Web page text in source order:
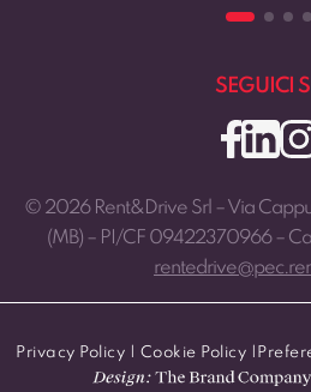
SEGUICI
© 2026 Rent&Drive Srl – Via
(MB) – PI/CF 09422370966 –
Privacy Policy Cookie Policy